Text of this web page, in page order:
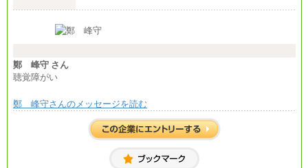
月給370,000円～
ます。
鄭 峰守 さん
聴覚障がい
鄭 峰守さんのメッセージを読む